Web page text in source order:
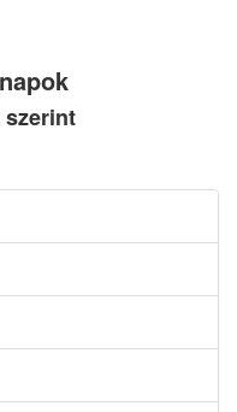
szerint